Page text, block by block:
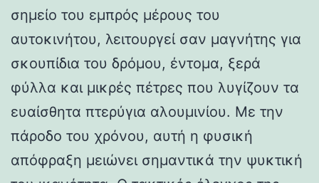
σημείο του εμπρός μέρους του
αυτοκινήτου, λειτουργεί σαν μαγνήτης για
σκουπίδια του δρόμου, έντομα, ξερά
φύλλα και μικρές πέτρες που λυγίζουν τα
ευαίσθητα πτερύγια αλουμινίου. Με την
πάροδο του χρόνου, αυτή η φυσική
απόφραξη μειώνει σημαντικά την ψυκτική